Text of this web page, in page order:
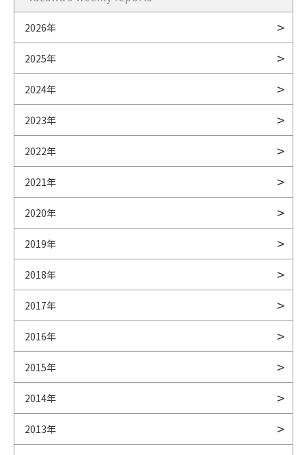
2026年
2025年
2024年
2023年
2022年
2021年
2020年
2019年
2018年
2017年
2016年
2015年
2014年
2013年